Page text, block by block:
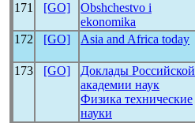
171 [GO]
Obshchestvo i
ekonomika
172 [GO] Asia and Africa today
173
[GO]
Доклады Российской
академии наук
Физика технические
науки